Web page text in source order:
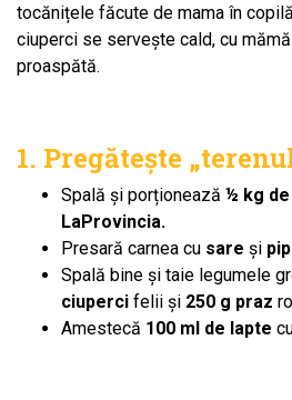
tocănițele făcute de mama în
ciuperci se servește cald, cu
proaspătă.
1. Pregătește
Spală și porționează ½ kg de
LaProvincia.
Presară carnea cu sare și
Spală bine și taie legumele
ciuperci felii și 250 g praz
Amestecă 100 ml de lapte